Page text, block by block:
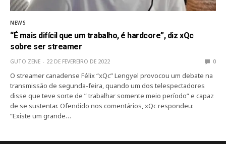
NEWS
“É mais difícil que um trabalho, é hardcore”, diz xQc
sobre ser streamer
GUTO ZENE 22 DE FEVEREIRO DE 2022 0
O streamer canadense Félix “xQc” Lengyel provocou um debate na
transmissão de segunda-feira, quando um dos telespectadores
disse que teve sorte de ” trabalhar somente meio período” e capaz
de se sustentar. Ofendido nos comentários, xQc respondeu:
“Existe um grande…